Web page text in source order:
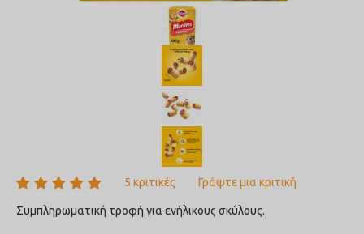
5 κριτικές Γράψτε μια κριτική
Συμπληρωματική τροφή για ενήλικους σκύλους.